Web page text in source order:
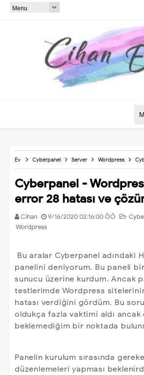
Ev Cyberpanel Server Wordpress
Cyberpanel -
error 28 hatası ve
Cihan 9/16/2020 02:16:00 ÖÖ
Wordpress
Bu aralar Cyberpanel adındaki
panelini deniyorum. Bu paneli
sunucu üzerine kurdum. Ancak
testlerimde Wordpress
hatası verdiğini gördüm. Bu
oldukça fazla vaktimi aldı ancak
beklemediğim bir noktada
Panelin kurulum sırasında
düzenlemeleri yapması